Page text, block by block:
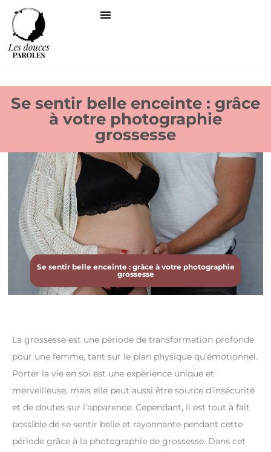
Se sentir belle enceinte : grâce
à votre photographie
grossesse
Se sentir belle enceinte : grâce à votre photographie
grossesse
La grossesse est une période de transformation profonde
pour une femme, tant sur le plan physique qu’émotionnel.
Porter la vie en soi est une expérience unique et
merveilleuse, mais elle peut aussi être source d’insécurité
et de doutes sur l’apparence. Cependant, il est tout à fait
possible de se sentir belle et rayonnante pendant cette
période grâce à la photographie de grossesse. Dans cet